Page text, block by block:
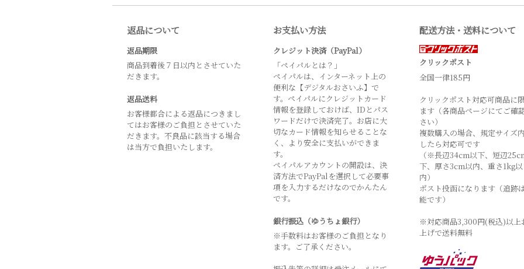
返品について
返品期限
商品到着後７日以内とさせていた
だきます。
返品送料
お客様都合による返品につきまし
てはお客様のご負担とさせていた
だきます。不良品に該当する場合
は当方で負担いたします。
お支払い方法
クレジット決済（PayPal）
「ペイパルとは？」
ペイパルは、インターネット上の
便利な【デジタルおさいふ】で
す。ペイパルにクレジットカード
情報を登録しておけば、IDとパス
ワードだけで決済完了。お店に大
切なカード情報を知らせることな
く、より安全に支払いができま
す。
ペイパルアカウントの開設は、決
済方法でPayPalを選択して必要事
項を入力するだけなのでかんたん
です。
銀行振込（ゆうちょ銀行）
※手数料はお客様のご負担となり
ます。ご了承ください。
配送方法・送料について
クリックポスト
全国一律185円
クリックポスト対応可商品に
ます（各商品ページにてご確
さい）
複数購入の場合、規定サイズ
したら対応可です
（※長辺34cm以下、短辺
下、厚さ3cm以内、重さ1kg以
内）
ポスト投函になります（追跡
能です）
※対応商品3,300円(税込)以上
上げで送料無料